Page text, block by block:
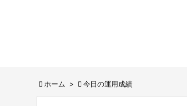
 ホーム >  今日の運用成績